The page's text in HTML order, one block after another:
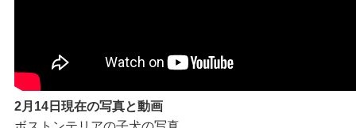
2月14日現在の写真と動画